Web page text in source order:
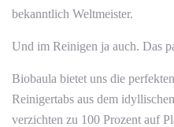
bekanntlich Weltmeister.
Und im Reinigen ja auch. Das
Biobaula bietet uns die
Reinigertabs aus dem
verzichten zu 100 Prozent auf